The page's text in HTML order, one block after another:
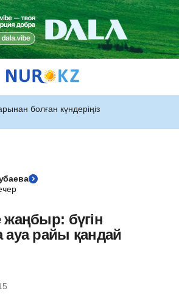
болған күндеріңіз
жаңбыр: бүгін
ауа райы қандай